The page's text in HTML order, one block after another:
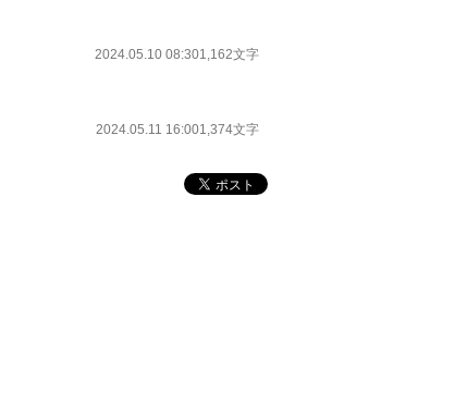
2024.05.10 08:301,162文字
2024.05.11 16:001,374文字